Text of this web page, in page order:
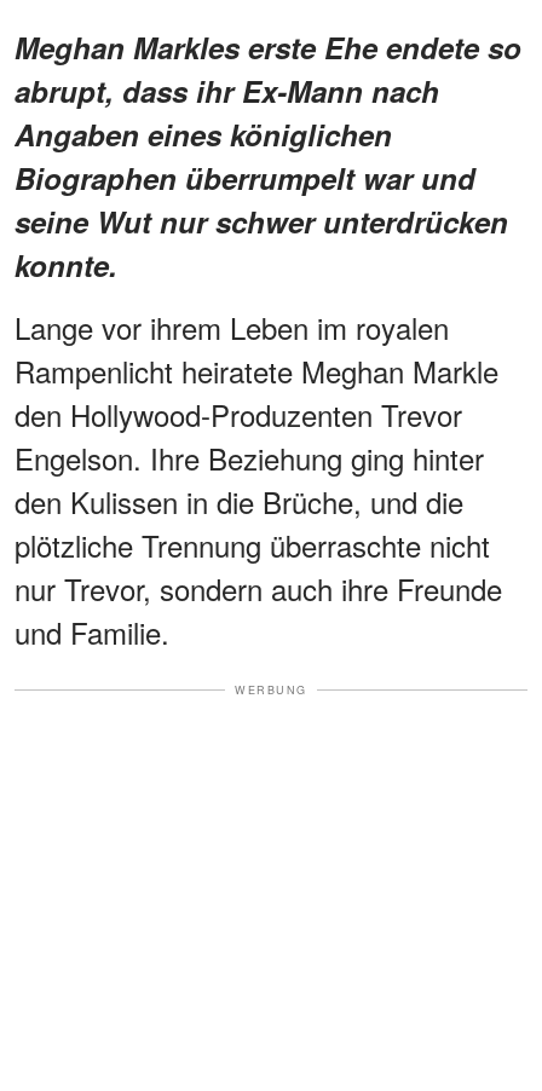
Meghan Markles erste Ehe endete so
abrupt, dass ihr Ex-Mann nach
Angaben eines königlichen
Biographen überrumpelt war und
seine Wut nur schwer unterdrücken
konnte.
Lange vor ihrem Leben im royalen
Rampenlicht heiratete Meghan Markle
den Hollywood-Produzenten Trevor
Engelson. Ihre Beziehung ging hinter
den Kulissen in die Brüche, und die
plötzliche Trennung überraschte nicht
nur Trevor, sondern auch ihre Freunde
und Familie.
WERBUNG